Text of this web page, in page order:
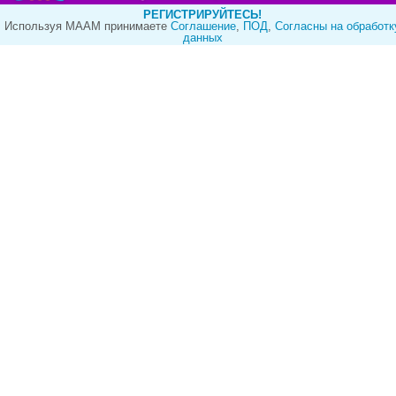
РЕГИСТРИРУЙТЕСЬ!
Используя МААМ принимаете Cоглашение, ПОД, Согласны на
данных